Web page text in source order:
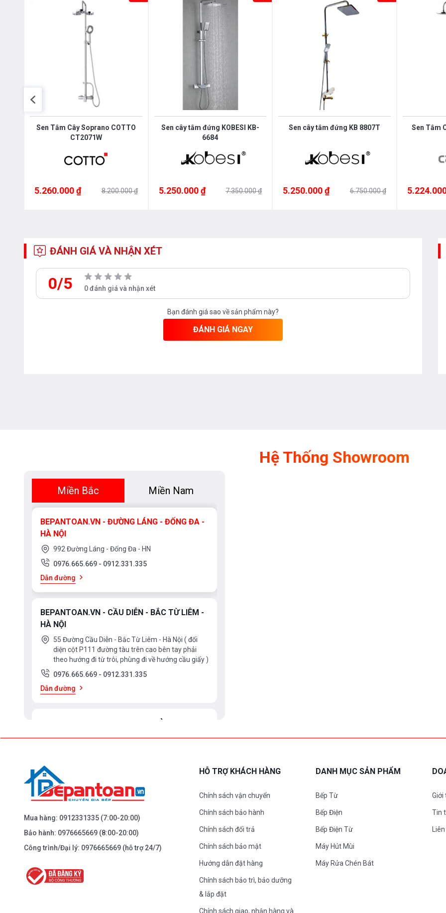
Sen Tắm Cây Soprano COTTO
CT2071W
5.260.000 ₫ 8.200.000 ₫
Sen cây tắm đứng KOBESI KB-
6684
5.250.000 ₫ 7.350.000 ₫
Sen cây tắm đứng KB 8807T
5.250.000 ₫ 6.750.000 ₫
Sen Tắm
ĐÁNH GIÁ VÀ NHẬN XÉT
0/5 0 đánh giá và nhận xét
Bạn đánh giá sao về sản phẩm này?
ĐÁNH GIÁ NGAY
Hệ Thống Showroom
Miền Bắc Miền Nam
BEPANTOAN.VN - ĐƯỜNG LÁNG - ĐỐNG ĐA -
HÀ NỘI
992 Đường Láng - Đống Đa - HN
0976.665.669 - 0912.331.335
Dẫn đường
BEPANTOAN.VN - CẦU DIỄN - BẮC TỪ LIÊM -
HÀ NỘI
55 Đường Cầu Diễn - Bắc Từ Liêm - Hà Nội ( đối
diện cột P111 đường tàu trên cao bên tay phải
theo hướng đi từ trôi, phùng đi về hướng cầu giấy )
0976.665.669 - 0912.331.335
Dẫn đường
BEPANTOAN.VN - ĐẠI LA - HAI BÀ TRƯNG -
Dẫn đường
BEPANTOAN.VN - NGUYỄN TRÃI - THANH
Dẫn đường
Mua hàng: 0912331335 (7:00-20:00)
Bảo hành: 0976665669 (8:00-20:00)
Công trình/Đại lý: 0976665669 (hỗ trợ 24/7)
HỖ TRỢ KHÁCH HÀNG
Chính sách vận chuyển
Chính sách bảo hành
Chính sách đổi trả
Chính sách bảo mật
Hướng dẫn đặt hàng
Chính sách bảo trì, bảo dưỡng
& lắp đặt
Chính sách giao, nhận hàng và
DANH MỤC SẢN PHẨM
Bếp Từ
Bếp Điện
Bếp Điện Từ
Máy Hút Mùi
Máy Rửa Chén Bát
Giới
Tin